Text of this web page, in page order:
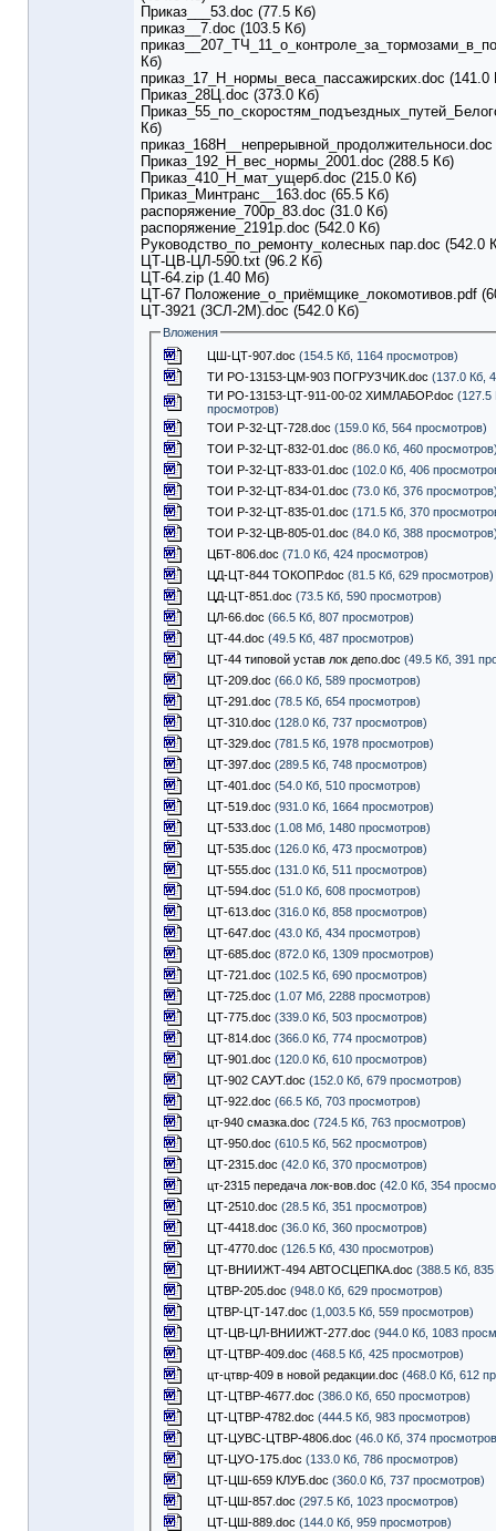
Приказ___53.doc (77.5 Кб)
приказ__7.doc (103.5 Кб)
Кб)
приказ_17_Н_нормы_веса_пассажирских.doc (141.0
Приказ_28Ц.doc (373.0 Кб)
Кб)
Приказ_192_Н_вес_нормы_2001.doc (288.5 Кб)
Приказ_410_Н_мат_ущерб.doc (215.0 Кб)
Приказ_Минтранс__163.doc (65.5 Кб)
распоряжение_700р_83.doc (31.0 Кб)
распоряжение_2191р.doc (542.0 Кб)
Руководство_по_ремонту_колесных пар.doc (542.0
ЦТ-ЦВ-ЦЛ-590.txt (96.2 Кб)
ЦТ-64.zip (1.40 Мб)
ЦТ-67 Положение_о_приёмщике_локомотивов.pdf
ЦТ-3921 (3СЛ-2М).doc (542.0 Кб)
Вложения
ЦШ-ЦТ-907.doc (154.5 Кб, 1164 просмотров)
ТИ РО-13153-ЦМ-903 ПОГРУЗЧИК.doc (137.0 Кб,
ТИ РО-13153-ЦТ-911-00-02 ХИМЛАБОР.doc (127.5
просмотров)
ТОИ Р-32-ЦТ-728.doc (159.0 Кб, 564 просмотров)
ТОИ Р-32-ЦТ-832-01.doc (86.0 Кб, 460
ТОИ Р-32-ЦТ-833-01.doc (102.0 Кб, 406
ТОИ Р-32-ЦТ-834-01.doc (73.0 Кб, 376
ТОИ Р-32-ЦТ-835-01.doc (171.5 Кб, 370
ТОИ Р-32-ЦВ-805-01.doc (84.0 Кб, 388
ЦБТ-806.doc (71.0 Кб, 424 просмотров)
ЦД-ЦТ-844 ТОКОПР.doc (81.5 Кб, 629 просмотров)
ЦД-ЦТ-851.doc (73.5 Кб, 590 просмотров)
ЦЛ-66.doc (66.5 Кб, 807 просмотров)
ЦТ-44.doc (49.5 Кб, 487 просмотров)
ЦТ-44 типовой устав лок депо.doc (49.5 Кб, 391
ЦТ-209.doc (66.0 Кб, 589 просмотров)
ЦТ-291.doc (78.5 Кб, 654 просмотров)
ЦТ-310.doc (128.0 Кб, 737 просмотров)
ЦТ-329.doc (781.5 Кб, 1978 просмотров)
ЦТ-397.doc (289.5 Кб, 748 просмотров)
ЦТ-401.doc (54.0 Кб, 510 просмотров)
ЦТ-519.doc (931.0 Кб, 1664 просмотров)
ЦТ-533.doc (1.08 Мб, 1480 просмотров)
ЦТ-535.doc (126.0 Кб, 473 просмотров)
ЦТ-555.doc (131.0 Кб, 511 просмотров)
ЦТ-594.doc (51.0 Кб, 608 просмотров)
ЦТ-613.doc (316.0 Кб, 858 просмотров)
ЦТ-647.doc (43.0 Кб, 434 просмотров)
ЦТ-685.doc (872.0 Кб, 1309 просмотров)
ЦТ-721.doc (102.5 Кб, 690 просмотров)
ЦТ-725.doc (1.07 Мб, 2288 просмотров)
ЦТ-775.doc (339.0 Кб, 503 просмотров)
ЦТ-814.doc (366.0 Кб, 774 просмотров)
ЦТ-901.doc (120.0 Кб, 610 просмотров)
ЦТ-902 САУТ.doc (152.0 Кб, 679 просмотров)
ЦТ-922.doc (66.5 Кб, 703 просмотров)
цт-940 смазка.doc (724.5 Кб, 763 просмотров)
ЦТ-950.doc (610.5 Кб, 562 просмотров)
ЦТ-2315.doc (42.0 Кб, 370 просмотров)
цт-2315 передача лок-вов.doc (42.0 Кб, 354
ЦТ-2510.doc (28.5 Кб, 351 просмотров)
ЦТ-4418.doc (36.0 Кб, 360 просмотров)
ЦТ-4770.doc (126.5 Кб, 430 просмотров)
ЦТ-ВНИИЖТ-494 АВТОСЦЕПКА.doc (388.5 Кб,
ЦТВР-205.doc (948.0 Кб, 629 просмотров)
ЦТВР-ЦТ-147.doc (1,003.5 Кб, 559 просмотров)
ЦТ-ЦВ-ЦЛ-ВНИИЖТ-277.doc (944.0 Кб, 1083
ЦТ-ЦТВР-409.doc (468.5 Кб, 425 просмотров)
цт-цтвр-409 в новой редакции.doc (468.0 Кб, 612
ЦТ-ЦТВР-4677.doc (386.0 Кб, 650 просмотров)
ЦТ-ЦТВР-4782.doc (444.5 Кб, 983 просмотров)
ЦТ-ЦУВС-ЦТВР-4806.doc (46.0 Кб, 374
ЦТ-ЦУО-175.doc (133.0 Кб, 786 просмотров)
ЦТ-ЦШ-659 КЛУБ.doc (360.0 Кб, 737 просмотров)
ЦТ-ЦШ-857.doc (297.5 Кб, 1023 просмотров)
ЦТ-ЦШ-889.doc (144.0 Кб, 959 просмотров)